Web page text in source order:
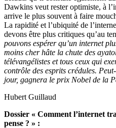
Dawkins veut rester optimiste, à
arrive le plus souvent à faire
La rapidité et l’ubiquité de
devons être plus critiques qu’au
pouvons espérer qu’un internet
moins cher hâte la chute des
télévangélistes et tous ceux qui
contrôle des esprits crédules.
jour, gagnera le prix Nobel de la
Hubert Guillaud
Dossier « Comment l’internet
pense ? » :